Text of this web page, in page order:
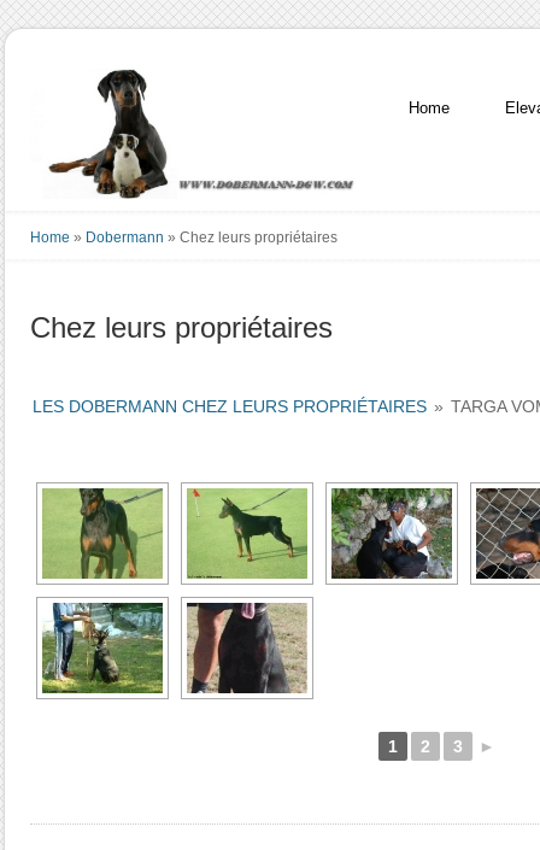
Home
Home » Dobermann » Chez leurs propriétaires
Chez leurs propriétaires
LES DOBERMANN CHEZ LEURS PROPRIÉTAIRES » TARGA
1 2 3 ►